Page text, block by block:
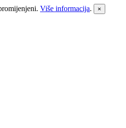
Više informacija. ×